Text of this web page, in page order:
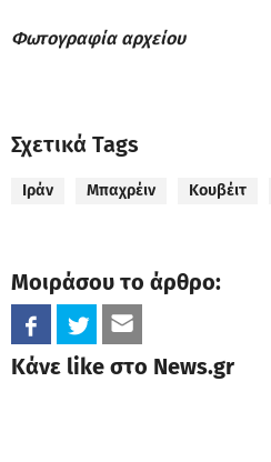
Φωτογραφία αρχείου
Σχετικά Tags
Ιράν Μπαχρέιν Κουβέιτ
Μοιράσου το άρθρο:
Κάνε like στο News.gr